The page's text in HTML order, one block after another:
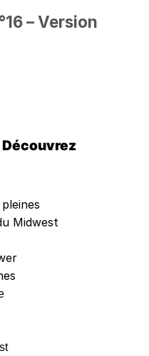
– Version
Découvrez
Midwest